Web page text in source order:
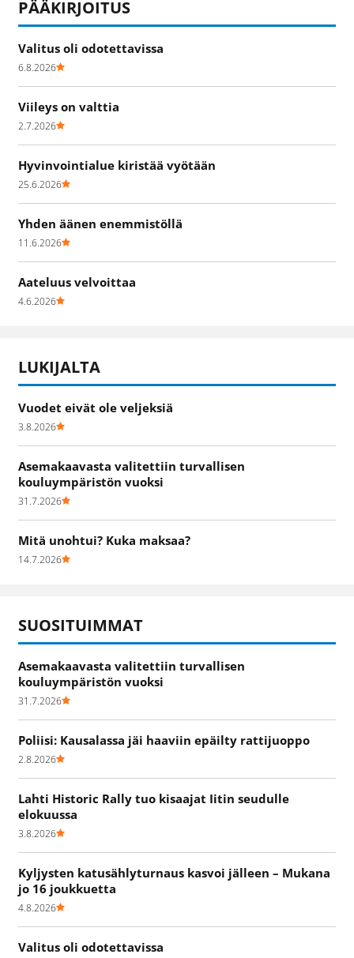
PÄÄKIRJOITUS
Valitus oli odotettavissa
6.8.2026
Viileys on valttia
2.7.2026
Hyvinvointialue kiristää vyötään
25.6.2026
Yhden äänen enemmistöllä
11.6.2026
Aateluus velvoittaa
4.6.2026
LUKIJALTA
Vuodet eivät ole veljeksiä
3.8.2026
Asemakaavasta valitettiin turvallisen
kouluympäristön vuoksi
31.7.2026
Mitä unohtui? Kuka maksaa?
14.7.2026
SUOSITUIMMAT
Asemakaavasta valitettiin turvallisen
kouluympäristön vuoksi
31.7.2026
Poliisi: Kausalassa jäi haaviin epäilty rattijuoppo
2.8.2026
Lahti Historic Rally tuo kisaajat Iitin seudulle
elokuussa
3.8.2026
Kyljysten katusählyturnaus kasvoi jälleen – Mukana
jo 16 joukkuetta
4.8.2026
Valitus oli odotettavissa